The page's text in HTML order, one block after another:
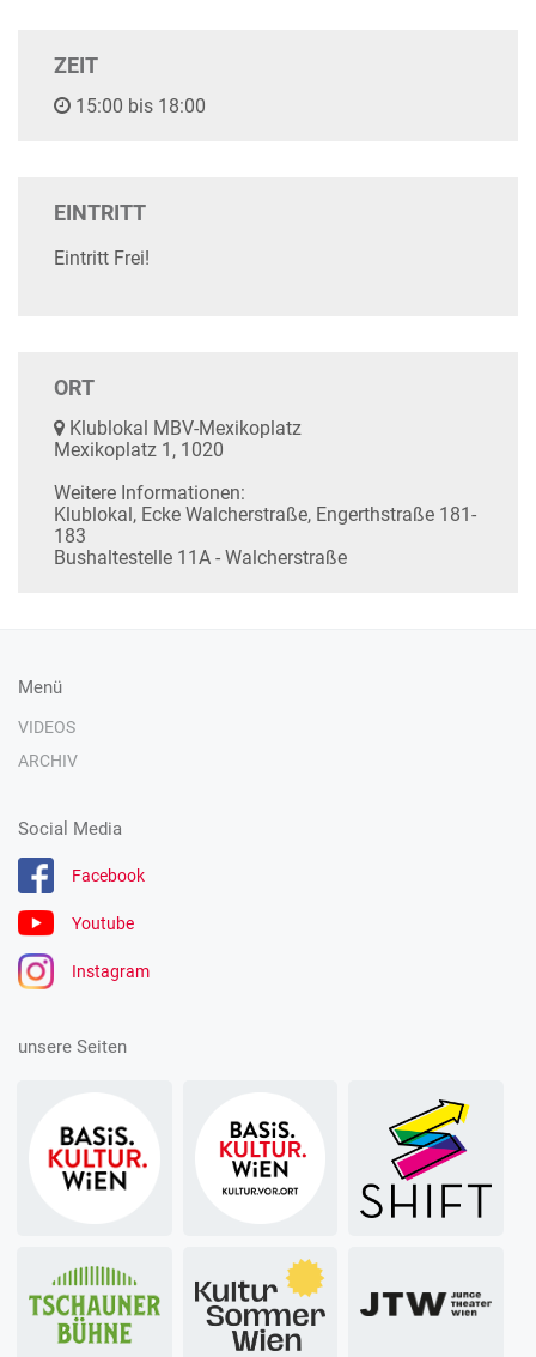
ZEIT
15:00 bis 18:00
EINTRITT
Eintritt Frei!
ORT
Klublokal MBV-Mexikoplatz
Mexikoplatz 1, 1020
Weitere Informationen:
Klublokal, Ecke Walcherstraße, Engerthstraße 181-
183
Bushaltestelle 11A - Walcherstraße
Menü
VIDEOS
ARCHIV
Social Media
Facebook
Youtube
Instagram
unsere Seiten